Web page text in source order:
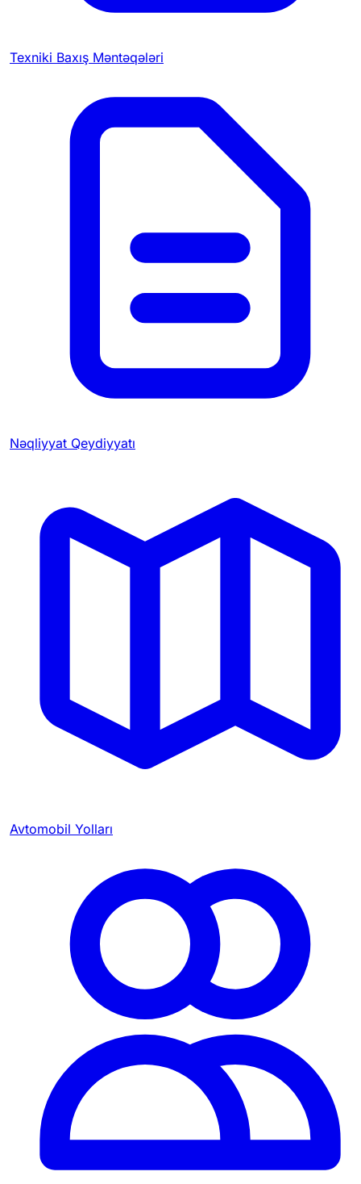
Texniki Baxış Məntəqələri
Nəqliyyat Qeydiyyatı
Avtomobil Yolları